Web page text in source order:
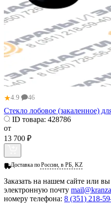
★4.9 46
Стекло лобовое (закаленное)
ID товара: 428786
от
13 700 ₽
Доставка поРоссии, в РБ, KZ
Заказать на нашем сайте или вы
электронную почту
номеру телефона: 8 (351) 218-